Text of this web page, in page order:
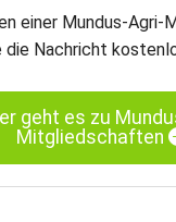
einer Mundus-
die Nachricht
geht es zu
Mitgliedschaften